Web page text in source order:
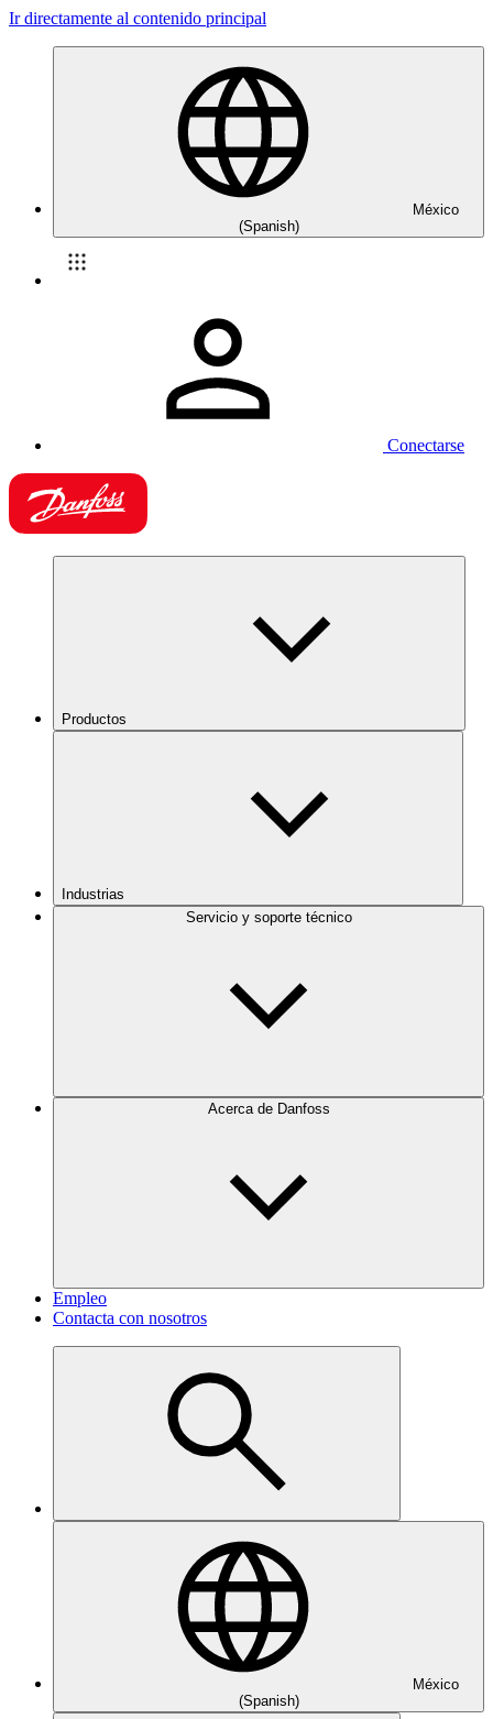
Ir directamente al contenido principal
México
(Spanish)
Conectarse
Productos
Industrias
Servicio y soporte técnico
Acerca de Danfoss
Empleo
Contacta con nosotros
México
(Spanish)